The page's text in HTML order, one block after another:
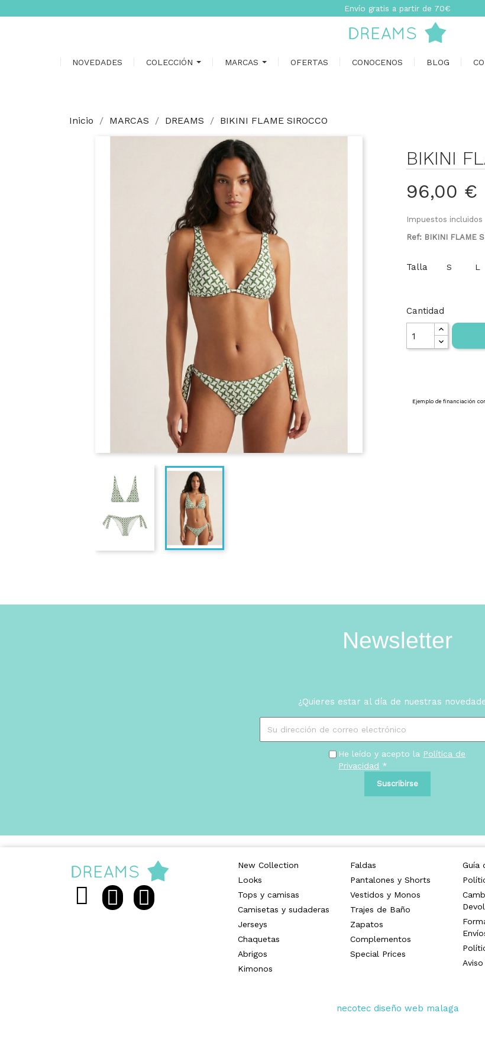
Envío gratis a partir de 70€
NOVEDADES COLECCIÓN MARCAS OFERTAS CONOCENOS BLOG
Inicio MARCAS DREAMS BIKINI FLAME SIROCCO
BIKINI
96,00 €
Impuestos incluidos
Ref: BIKINI FLAME
Talla S L
Cantidad
Newsletter
¿Quieres estar al día de nuestras
He leído y acepto la Política de
Privacidad *
New Collection
Looks
Tops y camisas
Camisetas y sudaderas
Jerseys
Chaquetas
Abrigos
Kimonos
Faldas
Pantalones y Shorts
Vestidos y Monos
Trajes de Baño
Zapatos
Complementos
Special Prices
Guía
necotec diseño web malaga